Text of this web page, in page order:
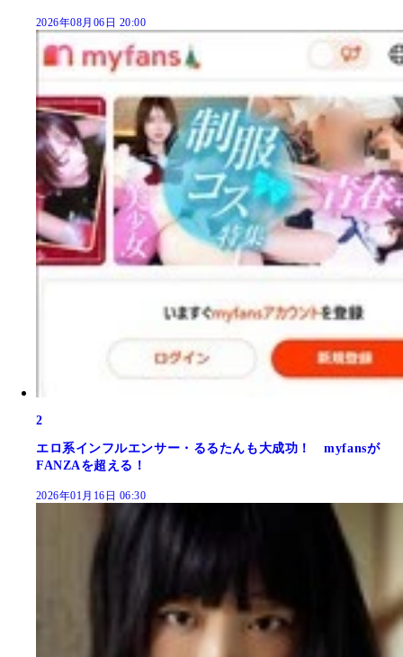
2026年08月06日 20:00
2
エロ系インフルエンサー・るるたんも大成功！ myfansが
FANZAを超える！
2026年01月16日 06:30